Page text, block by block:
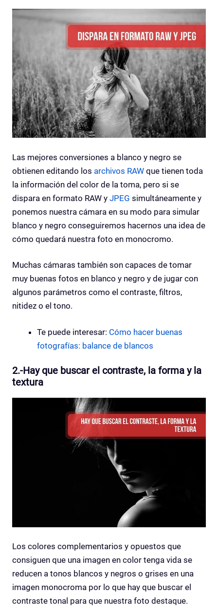
Las mejores conversiones a blanco y negro se
obtienen editando los archivos RAW que tienen toda
la información del color de la toma, pero si se
dispara en formato RAW y JPEG simultáneamente y
ponemos nuestra cámara en su modo para simular
blanco y negro conseguiremos hacernos una idea de
cómo quedará nuestra foto en monocromo.
Muchas cámaras también son capaces de tomar
muy buenas fotos en blanco y negro y de jugar con
algunos parámetros como el contraste, filtros,
nitidez o el tono.
Te puede interesar: Cómo hacer buenas
fotografías: balance de blancos
2.-Hay que buscar el contraste, la forma y la
textura
Los colores complementarios y opuestos que
consiguen que una imagen en color tenga vida se
reducen a tonos blancos y negros o grises en una
imagen monocroma por lo que hay que buscar el
contraste tonal para que nuestra foto destaque.